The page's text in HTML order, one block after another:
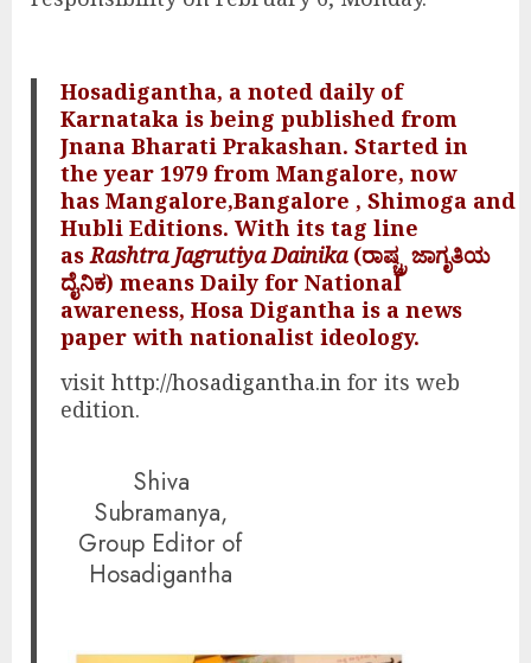
Hosadigantha, a noted daily of
Karnataka is being published from
Jnana Bharati Prakashan. Started in
the year 1979 from Mangalore, now
has Mangalore,Bangalore , Shimoga and
Hubli Editions. With its tag line
asRashtra Jagrutiya Dainika(ರಾಷ್ಚ್ರ ಜಾಗೃತಿಯ
ದೈನಿಕ) means Daily for National
awareness, Hosa Digantha is a news
paper with nationalist ideology.
visithttp://hosadigantha.in for its web
edition.
Shiva
Subramanya,
Group Editor of
Hosadigantha